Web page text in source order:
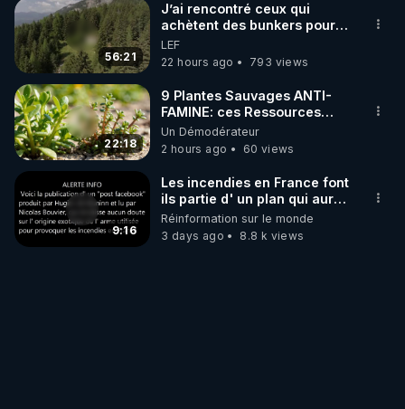
56:21
J’ai rencontré ceux qui
achètent des bunkers pour
survivre à la fin du monde
LEF
22 hours ago
793 views
22:18
9 Plantes Sauvages ANTI-
FAMINE: ces Ressources
JARDIN&des Haies
Un Démodérateur
2 hours ago
60 views
9:16
Les incendies en France font
ils partie d' un plan qui aurait
débuté le 11 septembre 2001
?
Réinformation sur le monde
3 days ago
8.8 k views